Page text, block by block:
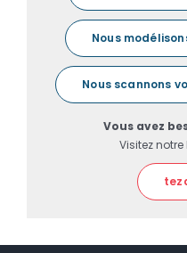
Nous
Nous scannons
Vous avez
Visitez